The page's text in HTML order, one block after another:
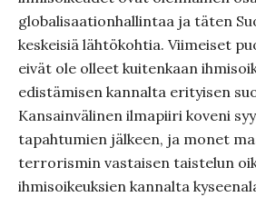
globalisaationhallintaa ja täten
keskeisiä lähtökohtia. Viimeiset
eivät ole olleet kuitenkaan
edistämisen kannalta erityisen
Kansainvälinen ilmapiiri koveni
tapahtumien jälkeen, ja monet
terrorismin vastaisen taistelun
ihmisoikeuksien kannalta